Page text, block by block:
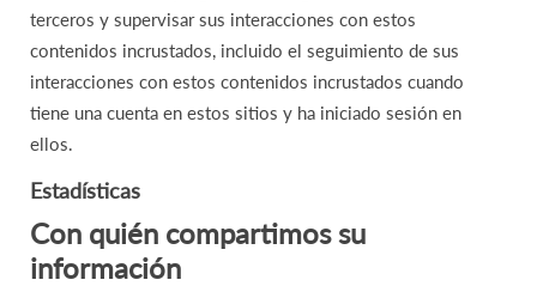
terceros y supervisar sus interacciones con estos
contenidos incrustados, incluido el seguimiento de sus
interacciones con estos contenidos incrustados cuando
tiene una cuenta en estos sitios y ha iniciado sesión en
ellos.
Estadísticas
Con quién compartimos su
información